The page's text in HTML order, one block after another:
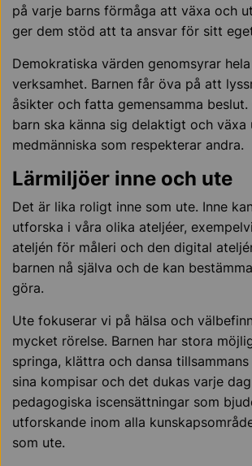
på varje barns förmåga att växa och
ger dem stöd att ta ansvar för sitt
Demokratiska värden genomsyrar
verksamhet. Barnen får öva på att
åsikter och fatta gemensamma
barn ska känna sig delaktigt och växa
medmänniska som respekterar andra.
Lärmiljöer inne och ute
Det är lika roligt inne som ute. Inne
utforska i våra olika ateljéer,
ateljén för måleri och den digital
barnen nå själva och de kan
göra.
Ute fokuserar vi på hälsa och
mycket rörelse. Barnen har stora
springa, klättra och dansa tillsammans
sina kompisar och det dukas varje
pedagogiska iscensättningar som
utforskande inom alla
som ute.